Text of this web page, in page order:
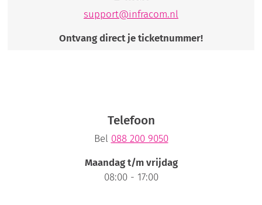
support@infracom.nl
Ontvang direct je ticketnummer!
Telefoon
Bel 088 200 9050
Maandag t/m vrijdag
08:00 - 17:00